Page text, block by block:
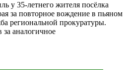
у 35-летнего жителя посёлка
за повторное вождение в пьяном
региональной прокуратуры.
аналогичное